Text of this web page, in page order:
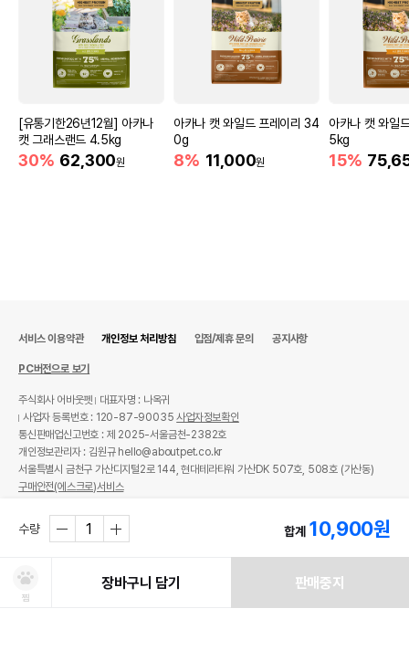
[유통기한26년12월] 아카나
캣 그래스랜드 4.5kg
30% 62,300원
아카나 캣 와일드 프레이리 34
0g
8% 11,000원
아카나 캣 와일
5kg
15%
수량 합계 10,900원
찜
장바구니 담기 판매중지
서비스 이용약관 개인정보 처리방침 입점/제휴 문의 공지사항
PC버전으로 보기
주식회사 어바웃펫
대표자명 : 나옥귀
사업자 등록번호 : 120-87-90035사업자정보확인
통신판매업신고번호 : 제 2025-서울금천-2382호
개인정보관리자 : 김원규 hello@aboutpet.co.kr
서울특별시 금천구 가산디지털2로 144, 현대테라타워 가산DK 507호, 508호 (가산동)
구매안전(에스크로)서비스